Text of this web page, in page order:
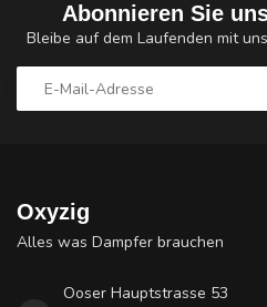
Abonnieren Sie
Bleibe auf dem Laufenden mit
Oxyzig
Alles was Dampfer brauchen
Ooser Hauptstrasse 53